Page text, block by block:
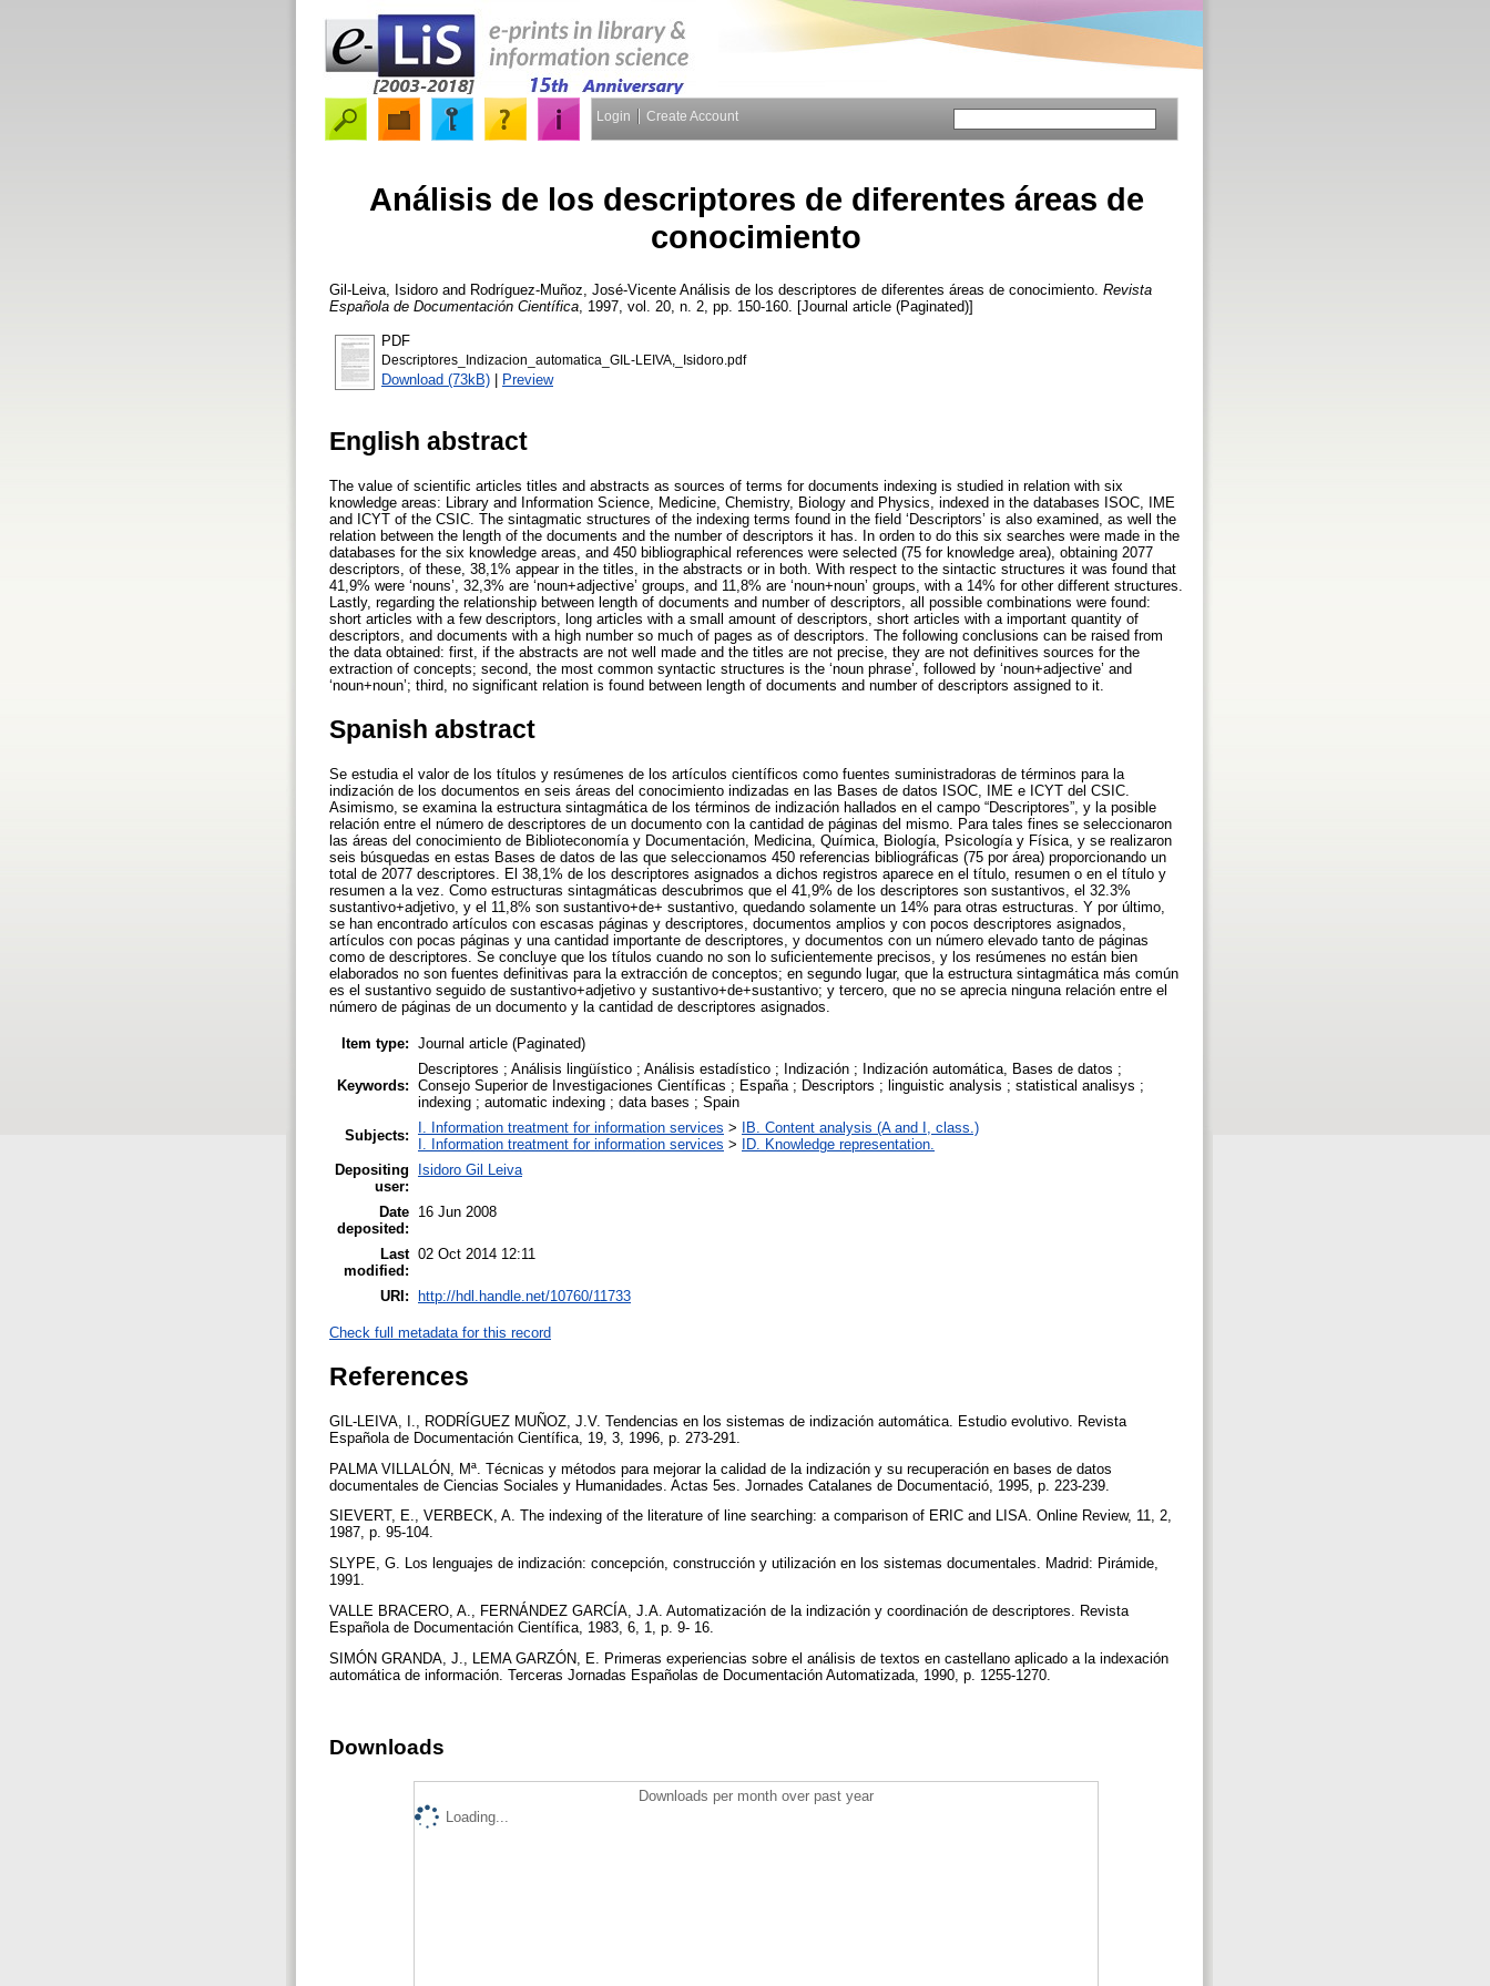
Login Create Account
Análisis de los descriptores de diferentes áreas de
conocimiento
Gil-Leiva, Isidoro and Rodríguez-Muñoz, José-Vicente Análisis de los descriptores de diferentes áreas de conocimiento. Revista
Española de Documentación Científica , 1997, vol. 20, n. 2, pp. 150-160. [Journal article (Paginated)]
PDF
Descriptores_Indizacion_automatica_GIL-LEIVA,_Isidoro.pdf
Download (73kB) | Preview
English abstract
The value of scientific articles titles and abstracts as sources of terms for documents indexing is studied in relation with six
knowledge areas: Library and Information Science, Medicine, Chemistry, Biology and Physics, indexed in the databases ISOC, IME
and ICYT of the CSIC. The sintagmatic structures of the indexing terms found in the field ‘Descriptors’ is also examined, as well the
relation between the length of the documents and the number of descriptors it has. In orden to do this six searches were made in the
databases for the six knowledge areas, and 450 bibliographical references were selected (75 for knowledge area), obtaining 2077
descriptors, of these, 38,1% appear in the titles, in the abstracts or in both. With respect to the sintactic structures it was found that
41,9% were ‘nouns’, 32,3% are ‘noun+adjective’ groups, and 11,8% are ‘noun+noun’ groups, with a 14% for other different structures.
Lastly, regarding the relationship between length of documents and number of descriptors, all possible combinations were found:
short articles with a few descriptors, long articles with a small amount of descriptors, short articles with a important quantity of
descriptors, and documents with a high number so much of pages as of descriptors. The following conclusions can be raised from
the data obtained: first, if the abstracts are not well made and the titles are not precise, they are not definitives sources for the
extraction of concepts; second, the most common syntactic structures is the ‘noun phrase’, followed by ‘noun+adjective’ and
‘noun+noun’; third, no significant relation is found between length of documents and number of descriptors assigned to it.
Spanish abstract
Se estudia el valor de los títulos y resúmenes de los artículos científicos como fuentes suministradoras de términos para la
indización de los documentos en seis áreas del conocimiento indizadas en las Bases de datos ISOC, IME e ICYT del CSIC.
Asimismo, se examina la estructura sintagmática de los términos de indización hallados en el campo “Descriptores”, y la posible
relación entre el número de descriptores de un documento con la cantidad de páginas del mismo. Para tales fines se seleccionaron
las áreas del conocimiento de Biblioteconomía y Documentación, Medicina, Química, Biología, Psicología y Física, y se realizaron
seis búsquedas en estas Bases de datos de las que seleccionamos 450 referencias bibliográficas (75 por área) proporcionando un
total de 2077 descriptores. El 38,1% de los descriptores asignados a dichos registros aparece en el título, resumen o en el título y
resumen a la vez. Como estructuras sintagmáticas descubrimos que el 41,9% de los descriptores son sustantivos, el 32.3%
sustantivo+adjetivo, y el 11,8% son sustantivo+de+ sustantivo, quedando solamente un 14% para otras estructuras. Y por último,
se han encontrado artículos con escasas páginas y descriptores, documentos amplios y con pocos descriptores asignados,
artículos con pocas páginas y una cantidad importante de descriptores, y documentos con un número elevado tanto de páginas
como de descriptores. Se concluye que los títulos cuando no son lo suficientemente precisos, y los resúmenes no están bien
elaborados no son fuentes definitivas para la extracción de conceptos; en segundo lugar, que la estructura sintagmática más común
es el sustantivo seguido de sustantivo+adjetivo y sustantivo+de+sustantivo; y tercero, que no se aprecia ninguna relación entre el
número de páginas de un documento y la cantidad de descriptores asignados.
Item type: Journal article (Paginated)
Keywords:
Descriptores ; Análisis lingüístico ; Análisis estadístico ; Indización ; Indización automática, Bases de datos ;
Consejo Superior de Investigaciones Científicas ; España ; Descriptors ; linguistic analysis ; statistical analisys ;
indexing ; automatic indexing ; data bases ; Spain
Subjects:
I. Information treatment for information services >
IB. Content analysis (A and I, class.)
I. Information treatment for information services >
ID. Knowledge representation.
Depositing
user:
Isidoro Gil Leiva
Date
deposited:
16 Jun 2008
Last
modified:
02 Oct 2014 12:11
URI: http://hdl.handle.net/10760/11733
Check full metadata for this record
References
GIL-LEIVA, I., RODRÍGUEZ MUÑOZ, J.V. Tendencias en los sistemas de indización automática. Estudio evolutivo. Revista
Española de Documentación Científica, 19, 3, 1996, p. 273-291.
PALMA VILLALÓN, Mª. Técnicas y métodos para mejorar la calidad de la indización y su recuperación en bases de datos
documentales de Ciencias Sociales y Humanidades. Actas 5es. Jornades Catalanes de Documentació, 1995, p. 223-239.
SIEVERT, E., VERBECK, A. The indexing of the literature of line searching: a comparison of ERIC and LISA. Online Review, 11, 2,
1987, p. 95-104.
SLYPE, G. Los lenguajes de indización: concepción, construcción y utilización en los sistemas documentales. Madrid: Pirámide,
1991.
VALLE BRACERO, A., FERNÁNDEZ GARCÍA, J.A. Automatización de la indización y coordinación de descriptores. Revista
Española de Documentación Científica, 1983, 6, 1, p. 9- 16.
SIMÓN GRANDA, J., LEMA GARZÓN, E. Primeras experiencias sobre el análisis de textos en castellano aplicado a la indexación
automática de información. Terceras Jornadas Españolas de Documentación Automatizada, 1990, p. 1255-1270.
Downloads
Downloads per month over past year
Loading...